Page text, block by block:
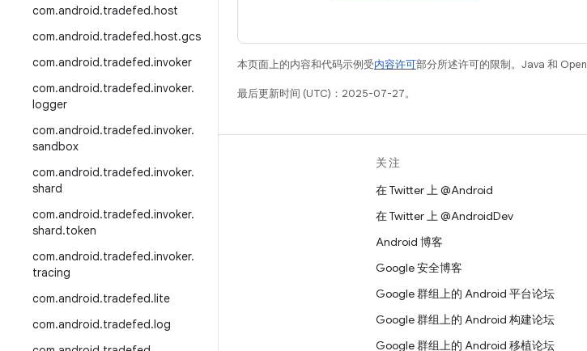
com.android.tradefed.host
com.android.tradefed.host.gcs
com.android.tradefed.invoker
com.android.tradefed.invoker.
logger
com.android.tradefed.invoker.
sandbox
com.android.tradefed.invoker.
shard
com.android.tradefed.invoker.
shard.token
com.android.tradefed.invoker.
tracing
com.android.tradefed.lite
com.android.tradefed.log
本页面上的内容和代码示例受内容许可部分所述许可的限制。Java 和
最后更新时间 (UTC)：2025-07-27。
Android 代码库
要求
预览二进制文件
出厂映像
驱动程序二进制文件
GitHub
关注
在 Twitter 上 @Android
在 Twitter 上 @AndroidDev
Android 博客
Google 安全博客
Google 群组上的 Android 平台论坛
Google 群组上的 Android 构建论坛
Google 群组上的 Android 移植论坛